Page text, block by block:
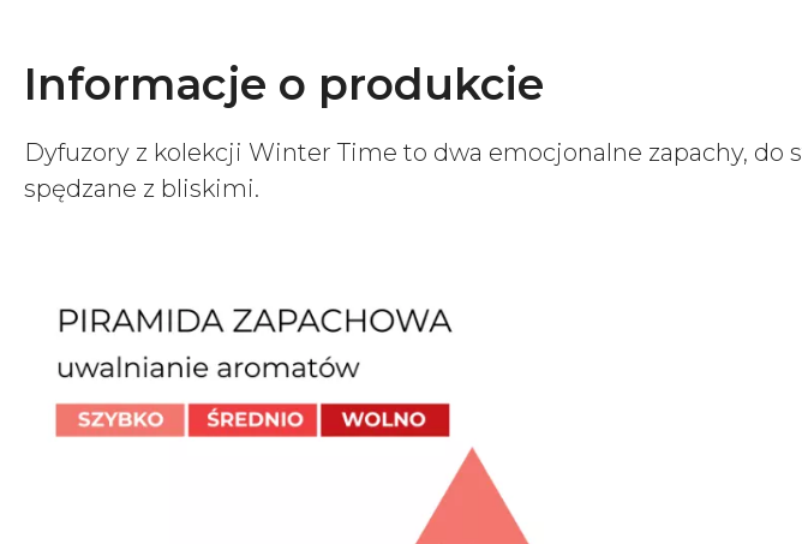
Informacje o produkcie
Dyfuzory z kolekcji Winter Time to dwa emocjonalne zapachy,
spędzane z bliskimi.